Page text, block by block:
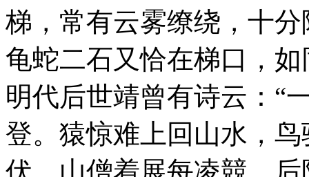
梯，常有云雾缭绕，十
龟蛇二石又恰在梯口，
明代后世靖曾有诗云：“
登。猿惊难上回山水，
伏，山僧着展每凌競。